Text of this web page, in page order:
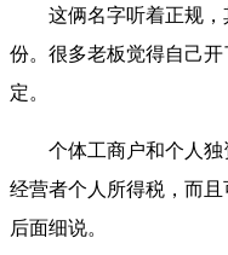
这俩名字听着正规，
份。很多老板觉得自己
定。
个体工商户和个人
经营者个人所得税，而
后面细说。